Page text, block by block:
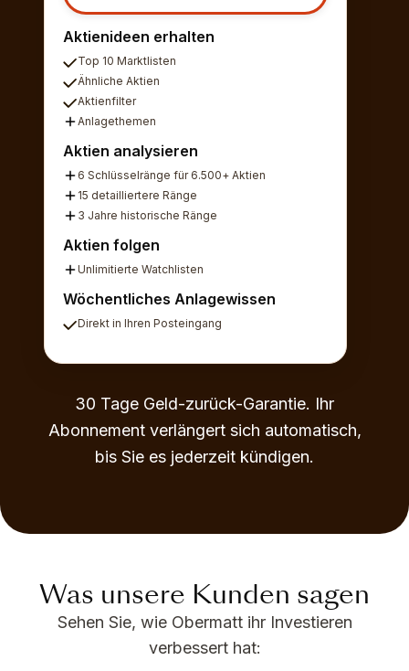
Aktienideen erhalten
Top 10 Marktlisten
Ähnliche Aktien
Aktienfilter
Anlagethemen
Aktien analysieren
6 Schlüsselränge für 6.500+ Aktien
15 detailliertere Ränge
3 Jahre historische Ränge
Aktien folgen
Unlimitierte Watchlisten
Wöchentliches Anlagewissen
Direkt in Ihren Posteingang
30 Tage Geld-zurück-Garantie. Ihr
Abonnement verlängert sich automatisch,
bis Sie es jederzeit kündigen.
Was unsere Kunden sagen
Sehen Sie, wie Obermatt ihr Investieren
verbessert hat: